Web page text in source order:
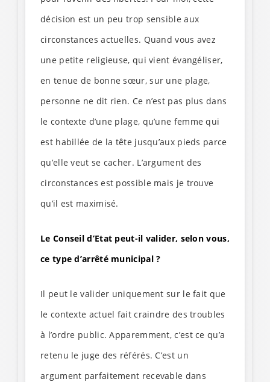
décision est un peu trop sensible aux
circonstances actuelles. Quand vous avez
une petite religieuse, qui vient évangéliser,
en tenue de bonne sœur, sur une plage,
personne ne dit rien. Ce n’est pas plus dans
le contexte d’une plage, qu’une femme qui
est habillée de la tête jusqu’aux pieds parce
qu’elle veut se cacher. L’argument des
circonstances est possible mais je trouve
qu’il est maximisé.
Le Conseil d’Etat peut-il valider, selon vous,
ce type d’arrêté municipal ?
Il peut le valider uniquement sur le fait que
le contexte actuel fait craindre des troubles
à l’ordre public. Apparemment, c’est ce qu’a
retenu le juge des référés. C’est un
argument parfaitement recevable dans